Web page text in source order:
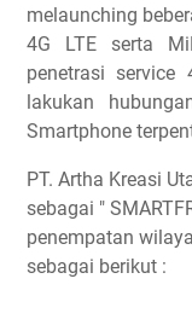
melaunching
4G LTE serta
penetrasi service
lakukan
Smartphone
PT. Artha Kreasi
sebagai "
penempatan
sebagai berikut :